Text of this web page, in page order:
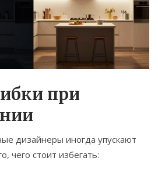
при
дизайнеры иногда упускают
чего стоит избегать: